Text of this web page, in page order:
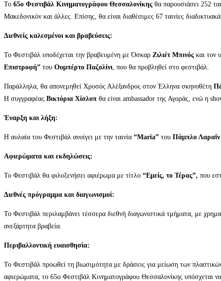
Το 65ο Φεστιβάλ Κινηματογράφου Θεσσαλονίκης θα παρουσιάσει 252
Μακεδονικόν και άλλες. Επίσης, θα είναι διαθέσιμες 67 ταινίες
Διεθνείς καλεσμένοι και βραβεύσεις:
Το Φεστιβάλ υποδέχεται την βραβευμένη με Όσκαρ Ζιλιέτ Μπινός και τον
Επιστροφή” του Ουμπέρτο Παζολίνι , που θα προβληθεί στο φεστιβάλ.
Παράλληλα, θα απονεμηθεί Χρυσός Αλέξανδρος στον Έλληνα σκηνοθέτη
Η συγγραφέας Βικτόρια Χίσλοπ θα είναι ambassador της Αγοράς, ενώ η
Έναρξη και λήξη:
Η αυλαία του Φεστιβάλ ανοίγει με την ταινία “Maria” του Πάμπλο Λαραΐν
Αφιερώματα και εκδηλώσεις:
Το Φεστιβάλ θα φιλοξενήσει αφιέρωμα με τίτλο “Εμείς, το Τέρας”, που
Διεθνές πρόγραμμα και διαγωνισμοί:
Το Φεστιβάλ περιλαμβάνει τέσσερα διεθνή διαγωνιστικά τμήματα, με
ανεξάρτητα βραβεία.
Περιβαλλοντική ευαισθησία:
Το Φεστιβάλ προωθεί τη βιωσιμότητα με δράσεις για μείωση των
αφιερώματα, το 65ο Φεστιβάλ Κινηματογράφου Θεσσαλονίκης υπόσχεται